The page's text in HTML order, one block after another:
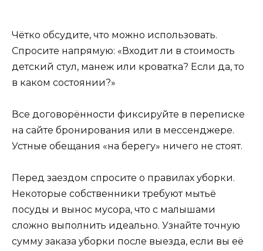
Чётко обсудите, что можно использовать.
Спросите напрямую: «Входит ли в стоимость
детский стул, манеж или кроватка? Если да, то
в каком состоянии?»
Все договорённости фиксируйте в переписке
на сайте бронирования или в мессенджере.
Устные обещания «на берегу» ничего не стоят.
Перед заездом спросите о правилах уборки.
Некоторые собственники требуют мытьё
посуды и вынос мусора, что с малышами
сложно выполнить идеально. Узнайте точную
сумму заказа уборки после выезда, если вы её